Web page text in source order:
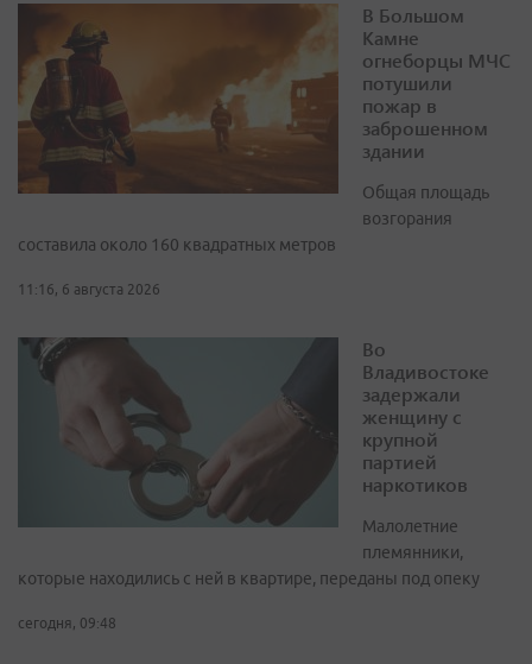
В Большом
Камне
огнеборцы МЧС
потушили
пожар в
заброшенном
здании
Общая площадь
возгорания
составила около 160 квадратных метров
11:16, 6 августа 2026
Во
Владивостоке
задержали
женщину с
крупной
партией
наркотиков
Малолетние
племянники,
которые находились с ней в квартире, переданы под опеку
сегодня, 09:48